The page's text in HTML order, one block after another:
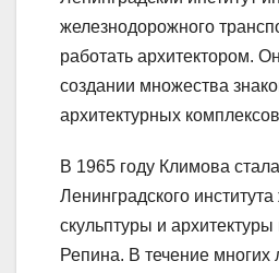
железнодорожного
работать архитектором.
создании множества
архитектурных
В 1965 году Климова
Ленинградского
скульптуры и
Репина. В течение многих